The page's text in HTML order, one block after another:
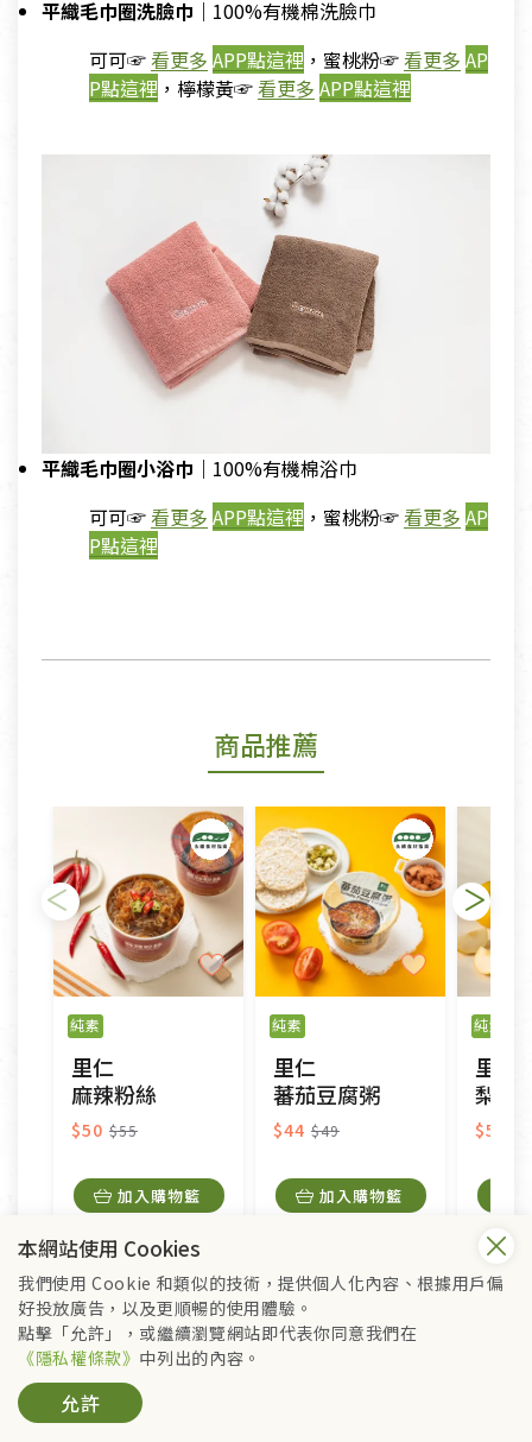
平織毛巾圈洗臉巾 ｜ 100%有機棉洗臉巾
可可☞看更多 APP點這裡 ，蜜桃粉☞看更多 AP
P點這裡 ，檸檬黃☞看更多 APP點這裡
平織毛巾圈小浴巾 ｜ 100%有機棉浴巾
可可☞看更多 APP點這裡 ，蜜桃粉☞看更多 AP
P點這裡
商品推薦
純素
里仁
麻辣粉絲
$50 $55
加入購物籃
純素
里仁
蕃茄豆腐粥
$44 $49
加入購物籃
純素
里仁
梨萃
$504
延伸閱讀
本網站使用 Cookies
我們使用 Cookie 和類似的技術，提供個人化內容、根據用戶偏
好投放廣告，以及更順暢的使用體驗。
點擊「允許」，或繼續瀏覽網站即代表你同意我們在
《隱私權條款》 中列出的內容。
允許